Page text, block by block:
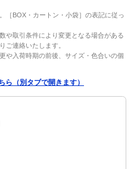
［BOX・カートン・小袋］の表記に従っ
や取引条件により変更となる場合がある
ご連絡いたします。
や入荷時期の前後、サイズ・色合いの個
（別タブで開きます）